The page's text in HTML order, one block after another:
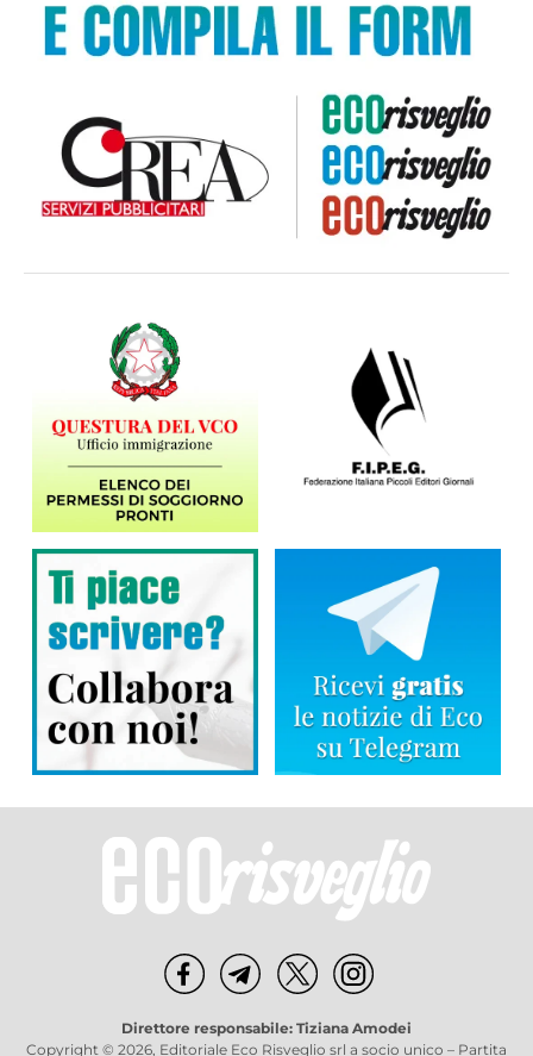
Direttore responsabile: Tiziana Amodei
Copyright © 2026, Editoriale Eco Risveglio srl a socio unico – Partita